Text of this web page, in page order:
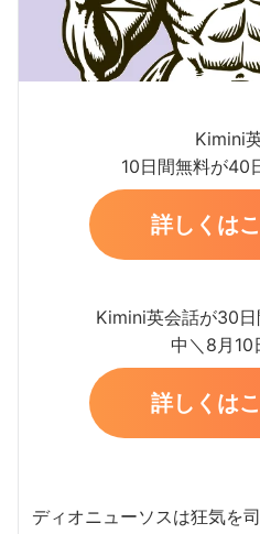
Kimini
10日間無料が40
詳しくは
Kimini英会話が30
中＼8月10
詳しくは
ディオニューソスは狂気を